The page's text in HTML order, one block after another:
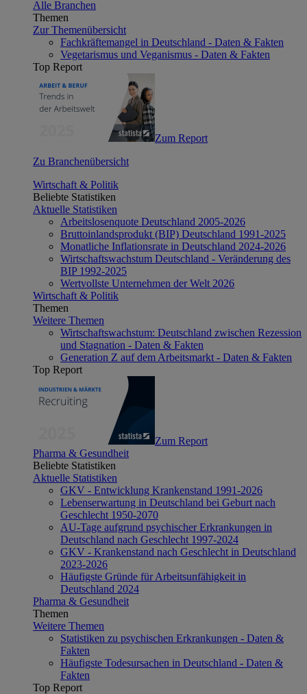
Alle Branchen
Themen
Zur Themenübersicht
Fachkräftemangel in Deutschland - Daten & Fakten
Vegetarismus und Veganismus - Daten & Fakten
Top Report
Zum Report
Zu Branchenübersicht
Wirtschaft & Politik
Beliebte Statistiken
Aktuelle Statistiken
Arbeitslosenquote Deutschland 2005-2026
Bruttoinlandsprodukt (BIP) Deutschland 1991-2025
Monatliche Inflationsrate in Deutschland 2024-2026
Wirtschaftswachstum Deutschland - Veränderung des
BIP 1992-2025
Wertvollste Unternehmen der Welt 2026
Wirtschaft & Politik
Themen
Weitere Themen
Wirtschaftswachstum: Deutschland zwischen Rezession
und Stagnation - Daten & Fakten
Generation Z auf dem Arbeitsmarkt - Daten & Fakten
Top Report
Zum Report
Pharma & Gesundheit
Beliebte Statistiken
Aktuelle Statistiken
GKV - Entwicklung Krankenstand 1991-2026
Lebenserwartung in Deutschland bei Geburt nach
Geschlecht 1950-2070
AU-Tage aufgrund psychischer Erkrankungen in
Deutschland nach Geschlecht 1997-2024
GKV - Krankenstand nach Geschlecht in Deutschland
2023-2026
Häufigste Gründe für Arbeitsunfähigkeit in
Deutschland 2024
Pharma & Gesundheit
Themen
Weitere Themen
Statistiken zu psychischen Erkrankungen - Daten &
Fakten
Häufigste Todesursachen in Deutschland - Daten &
Fakten
Top Report